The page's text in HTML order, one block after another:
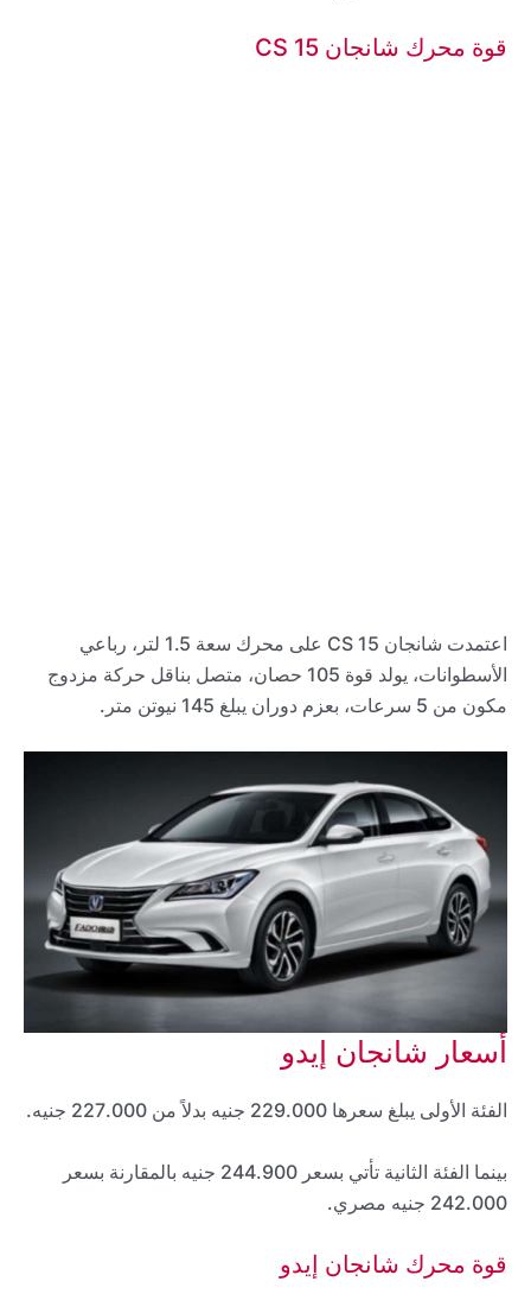
قوة محرك شانجان CS 15
اعتمدت شانجان CS 15 على محرك سعة 1.5 لتر، رباعي
الأسطوانات، يولد قوة 105 حصان، متصل بناقل حركة مزدوج
مكون من 5 سرعات، بعزم دوران يبلغ 145 نيوتن متر.
أسعار شانجان إيدو
الفئة الأولى يبلغ سعرها 229.000 جنيه بدلاً من 227.000 جنيه.
بينما الفئة الثانية تأتي بسعر 244.900 جنيه بالمقارنة بسعر
242.000 جنيه مصري.
قوة محرك شانجان إيدو